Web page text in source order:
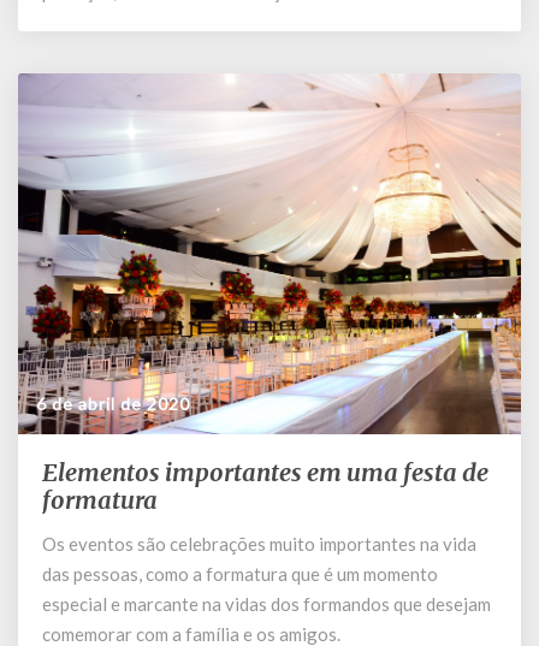
6 de abril de 2020
Elementos
importantes
uma
festa
de
formatura
Elementos importantes em uma festa de
formatura
Os eventos são celebrações muito importantes na vida
das pessoas, como a formatura que é um momento
especial e marcante na vidas dos formandos que desejam
comemorar com a família e os amigos.